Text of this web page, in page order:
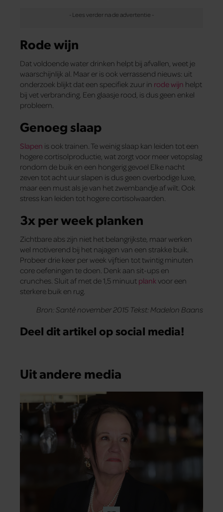
Rode wijn
Dat voldoende water drinken helpt bij afvallen, weet je
waarschijnlijk al. Maar er is ook verrassend nieuws: uit
onderzoek blijkt dat een specifiek zuur in rode wijn helpt
bij vet verbranding. Een glaasje rood, is dus geen enkel
probleem.
Genoeg slaap
Slapen is ook trainen. Te weinig slaap kan leiden tot een
hogere cortisolproductie, wat zorgt voor meer vetopslag
rondom de buik en een hongerig gevoel Elke nacht
zeven tot acht uur slapen is dus geen overbodige luxe,
maar een must als je van het zwembandje af wilt. Ook
stress kan leiden tot hogere cortisolwaarden.
3x per week planken
Zichtbare abs zijn niet het belangrijkste, maar werken
wel motiverend bij het najagen van een strakke buik.
Probeer drie keer per week vijftien tot twintig minuten
core oefeningen te doen. Denk aan sit-ups en
crunches. Sluit af met de 1,5 minuut plankvoor een
sterkere buik en rug.
Bron: Santé november 2015 Tekst: Madelon Baans
Deel dit artikel op social media!
Uit andere media